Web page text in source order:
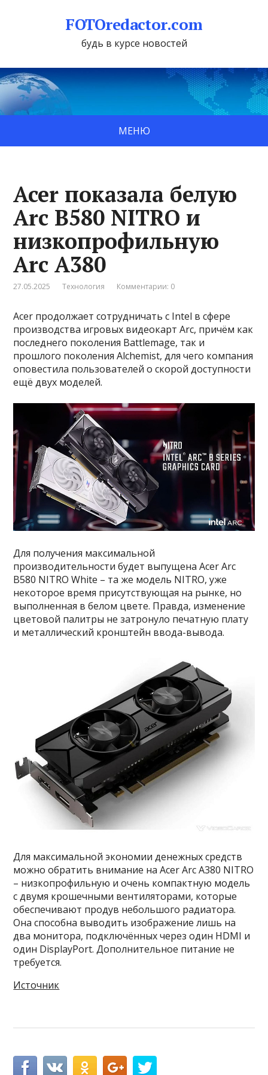
FOTOredactor.com
будь в курсе новостей
МЕНЮ
Acer показала белую
Arc B580 NITRO и
низкопрофильную
Arc A380
27.05.2025 Технология Комментарии: 0
Acer продолжает сотрудничать с Intel в сфере
производства игровых видеокарт Arc, причём как
последнего поколения Battlemage, так и
прошлого поколения Alchemist, для чего компания
оповестила пользователей о скорой доступности
ещё двух моделей.
Для получения максимальной
производительности будет выпущена Acer Arc
B580 NITRO White – та же модель NITRO, уже
некоторое время присутствующая на рынке, но
выполненная в белом цвете. Правда, изменение
цветовой палитры не затронуло печатную плату
и металлический кронштейн ввода-вывода.
Для максимальной экономии денежных средств
можно обратить внимание на Acer Arc A380 NITRO
– низкопрофильную и очень компактную модель
с двумя крошечными вентиляторами, которые
обеспечивают продув небольшого радиатора.
Она способна выводить изображение лишь на
два монитора, подключённых через один HDMI и
один DisplayPort. Дополнительное питание не
требуется.
Источник